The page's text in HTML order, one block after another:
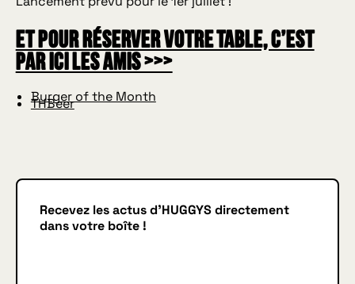
Et pour réserver votre table, c’est
par ici les amis >>>
Burger of the Month
THBeer
Recevez les actus d'HUGGYS directement
dans votre boîte !